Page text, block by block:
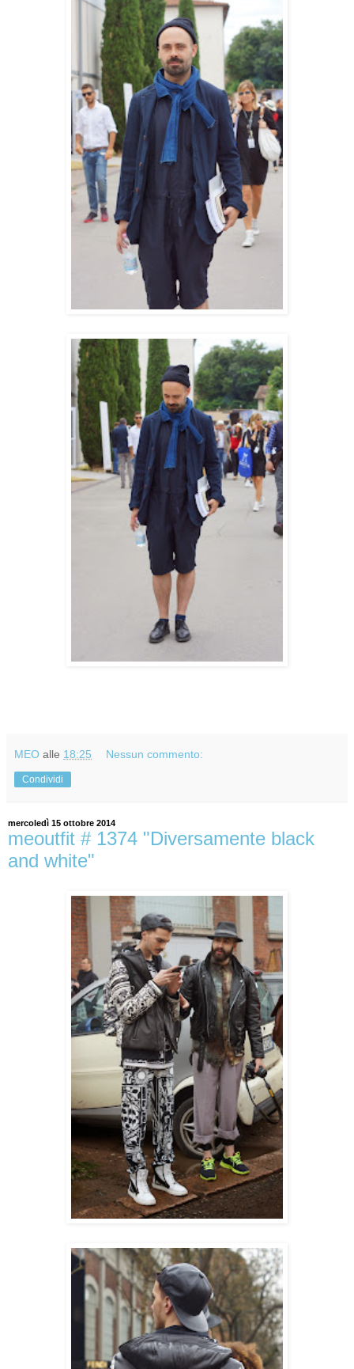
MEO alle 18:25 Nessun commento:
Condividi
mercoledì 15 ottobre 2014
meoutfit # 1374 "Diversamente black
and white"